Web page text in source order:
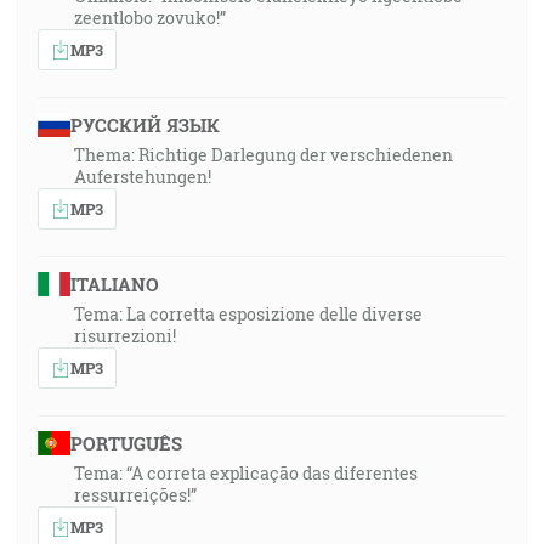
zeentlobo zovuko!”
MP3
РУССКИЙ ЯЗЫК
Thema: Richtige Darlegung der verschiedenen
Auferstehungen!
MP3
ITALIANO
Tema: La corretta esposizione delle diverse
risurrezioni!
MP3
PORTUGUÊS
Tema: “A correta explicação das diferentes
ressurreições!”
MP3